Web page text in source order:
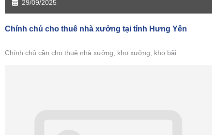
29/09/2025
Chính chủ cho thuê nhà xưởng tại tỉnh Hưng Yên
Chính chủ cần cho thuê nhà xưởng, kho xưởng, kho bãi